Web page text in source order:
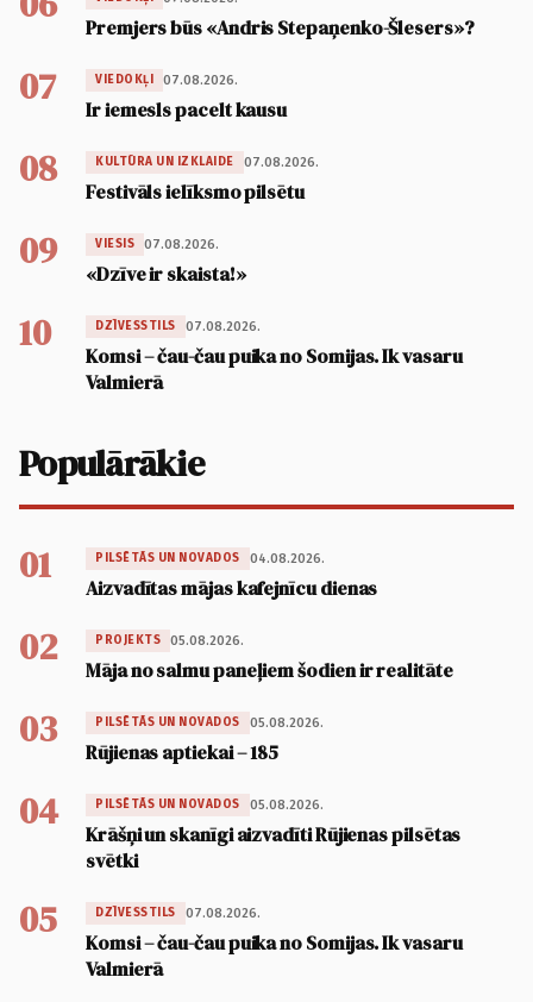
Premjers būs «Andris Stepaņenko-Šlesers»?
07 VIEDOKĻI 07.08.2026.
Ir iemesls pacelt kausu
08 KULTŪRA UN IZKLAIDE 07.08.2026.
Festivāls ielīksmo pilsētu
09 VIESIS 07.08.2026.
«Dzīve ir skaista!»
10 DZĪVESSTILS 07.08.2026.
Komsi – čau-čau puika no Somijas. Ik vasaru
Valmierā
Populārākie
01 PILSĒTĀS UN NOVADOS 04.08.2026.
Aizvadītas mājas kafejnīcu dienas
02 PROJEKTS 05.08.2026.
Māja no salmu paneļiem šodien ir realitāte
03 PILSĒTĀS UN NOVADOS 05.08.2026.
Rūjienas aptiekai – 185
04 PILSĒTĀS UN NOVADOS 05.08.2026.
Krāšņi un skanīgi aizvadīti Rūjienas pilsētas
svētki
05 DZĪVESSTILS 07.08.2026.
Komsi – čau-čau puika no Somijas. Ik vasaru
Valmierā